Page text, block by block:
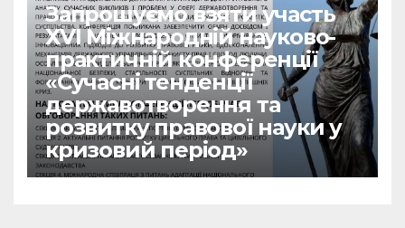
Запрошуємо взяти участь
ХVІ Міжнародній науково-
практичній конференції
«Сучасні тенденції
державотворення та
розвитку правової науки у
кризовий період»